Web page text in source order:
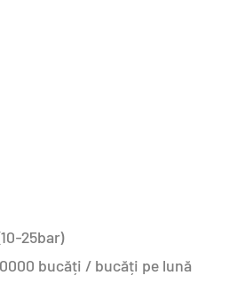
25bar)
bucăți / bucăți pe lună